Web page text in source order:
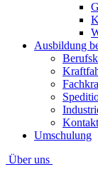
Ausbildung
Umschulung
Über uns